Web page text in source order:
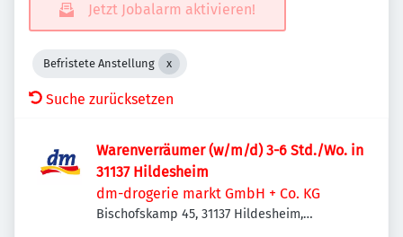
Jetzt Jobalarm aktivieren!
Befristete Anstellung
Suche zurücksetzen
Warenverräumer (w/m/d) 3-6 Std./Wo. in
31137 Hildesheim
dm-drogerie markt GmbH + Co. KG
Bischofskamp 45, 31137 Hildesheim,